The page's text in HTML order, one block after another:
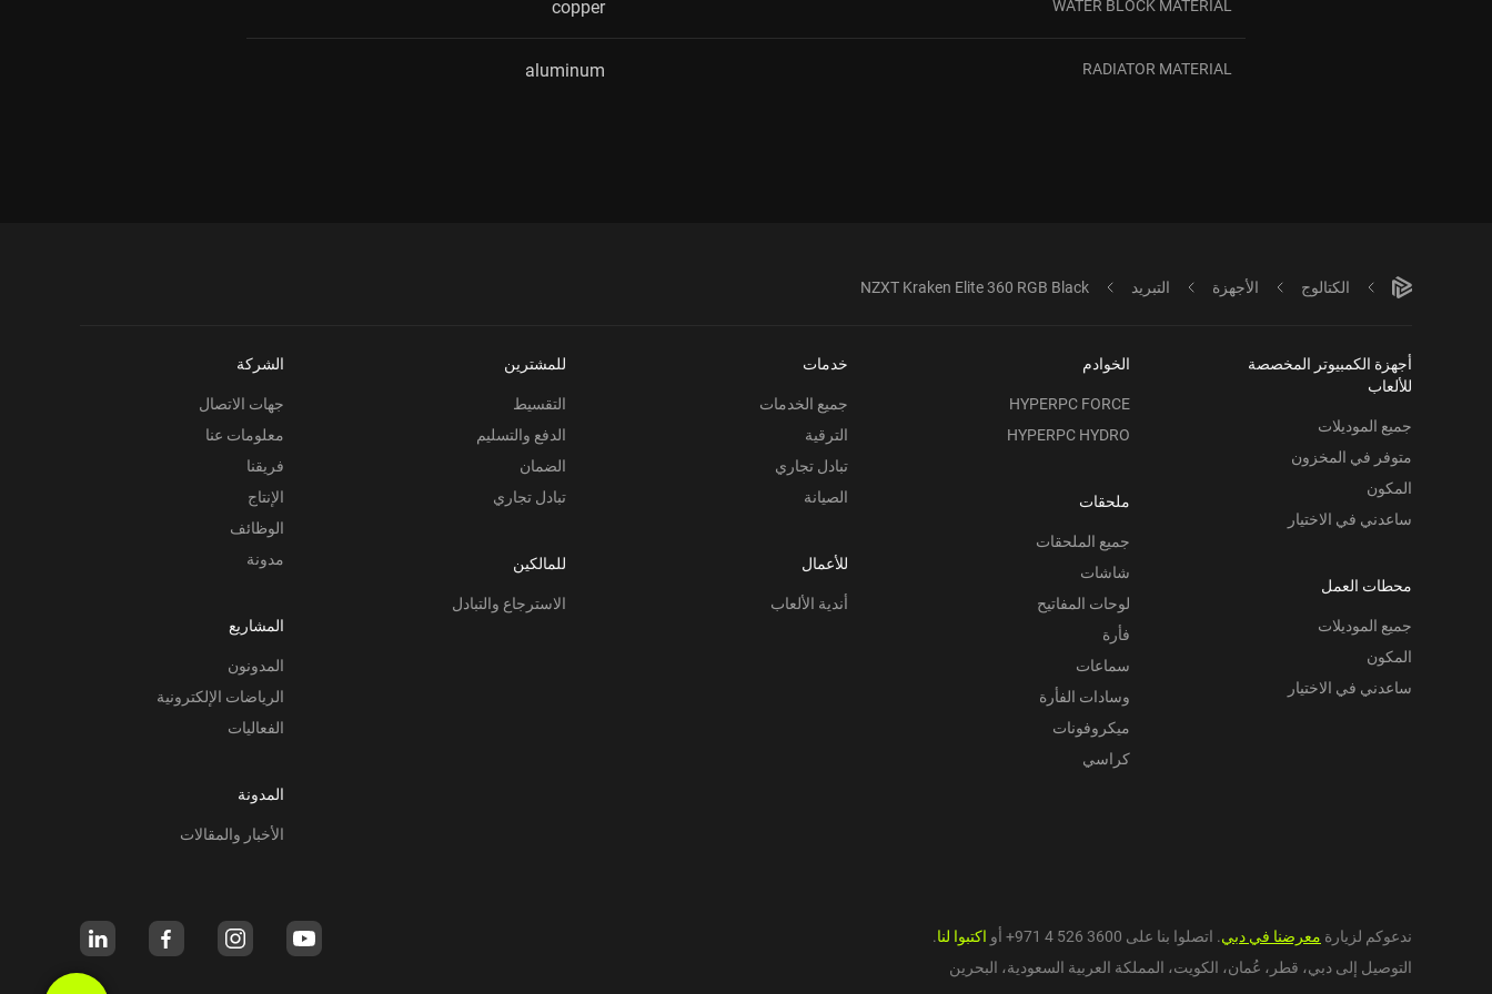
WATER BLOCK MATERIAL
copper
RADIATOR MATERIAL
aluminum
الكتالوج الأجهزة التبريد NZXT Kraken Elite 360 RGB Black
أجهزة الكمبيوتر المخصصة
للألعاب
جميع الموديلات
متوفر في المخزون
المكون
ساعدني في الاختيار
محطات العمل
جميع الموديلات
المكون
ساعدني في الاختيار
الخوادم
HYPERPC FORCE
HYPERPC HYDRO
ملحقات
جميع الملحقات
شاشات
لوحات المفاتيح
فأرة
سماعات
وسادات الفأرة
ميكروفونات
كراسي
خدمات
جميع الخدمات
الترقية
تبادل تجاري
الصيانة
للأعمال
أندية الألعاب
للمشترين
التقسيط
الدفع والتسليم
الضمان
تبادل تجاري
للمالكين
الاسترجاع والتبادل
الشركة
جهات الاتصال
معلومات عنا
فريقنا
الإنتاج
الوظائف
مدونة
المشاريع
المدونون
الرياضات الإلكترونية
الفعاليات
المدونة
الأخبار والمقالات
ندعوكم لزيارة معرضنا في دبي. اتصلوا بنا على +971 4 526 3600 أو اكتبوا لنا.
التوصيل إلى دبي، قطر ، عُمان، الكويت، المملكة العربية السعودية، البحرين